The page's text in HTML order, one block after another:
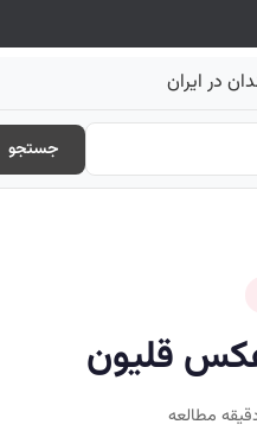
در ایران
جستجو
قلیون